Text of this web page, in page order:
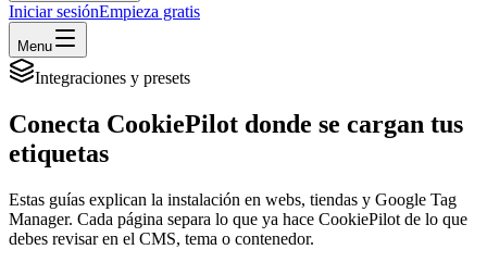
Iniciar sesiónEmpieza gratis
Menu
Integraciones y presets
Conecta CookiePilot donde se cargan tus
etiquetas
Estas guías explican la instalación en webs, tiendas y Google Tag
Manager. Cada página separa lo que ya hace CookiePilot de lo que
debes revisar en el CMS, tema o contenedor.